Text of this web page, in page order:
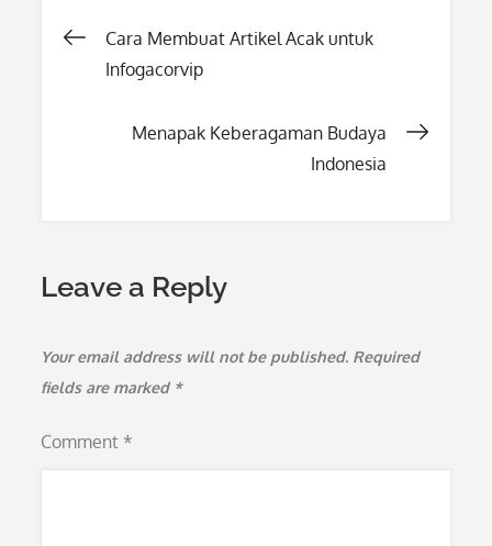
Post
Cara Membuat Artikel Acak untuk
Infogacorvip
Menapak Keberagaman Budaya
Indonesia
Leave a Reply
Your email address will not be published. Required
fields are marked *
Comment *